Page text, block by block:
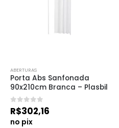
ABERTURAS
Porta Abs Sanfonada
90x210cm Branca – Plasbil
0de 5
R$302,16
no pix